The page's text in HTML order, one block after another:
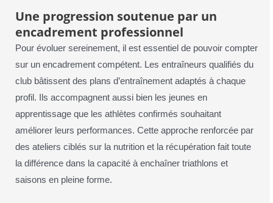
Une progression soutenue par un
encadrement professionnel
Pour évoluer sereinement, il est essentiel de pouvoir compter
sur un encadrement compétent. Les entraîneurs qualifiés du
club bâtissent des plans d’entraînement adaptés à chaque
profil. Ils accompagnent aussi bien les jeunes en
apprentissage que les athlètes confirmés souhaitant
améliorer leurs performances. Cette approche renforcée par
des ateliers ciblés sur la nutrition et la récupération fait toute
la différence dans la capacité à enchaîner triathlons et
saisons en pleine forme.